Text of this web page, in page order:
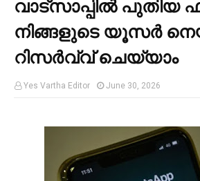
വാട്‍സാപ്പിൽ പുതിയ
നിങ്ങളുടെ യൂസർ
റിസർവ്വ് ചെയ്യാം
Yes Vartha Editor June 30, 2026